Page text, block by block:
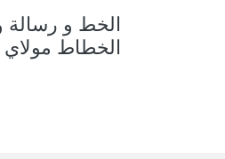
الخط و رسالة
الخطاط مولاي